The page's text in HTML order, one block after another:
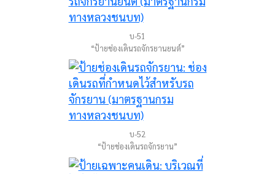
บ-51
“ป้ายช่องเดินรถจักรยานยนต์”
บ-52
“ป้ายช่องเดินรถจักรยาน”